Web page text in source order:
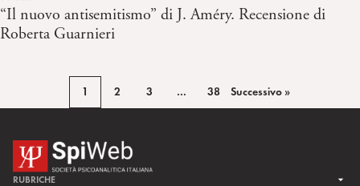
“Il nuovo antisemitismo” di J. Améry. Recensione di
Roberta Guarnieri
1 2 3 … 38 Successivo »
RUBRICHE